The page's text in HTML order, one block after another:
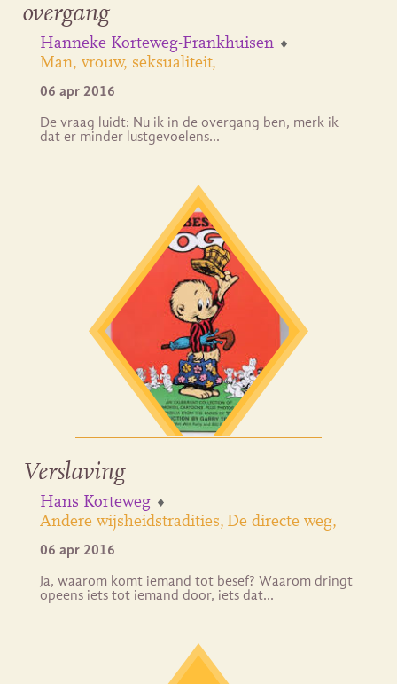
overgang
Hanneke Korteweg-Frankhuisen
Man, vrouw, seksualiteit
06 apr 2016
De vraag luidt: Nu ik in de overgang ben, merk ik
dat er minder lustgevoelens…
Verslaving
Hans Korteweg
Andere wijsheidstradities De directe weg
06 apr 2016
Ja, waarom komt iemand tot besef? Waarom dringt
opeens iets tot iemand door, iets dat…